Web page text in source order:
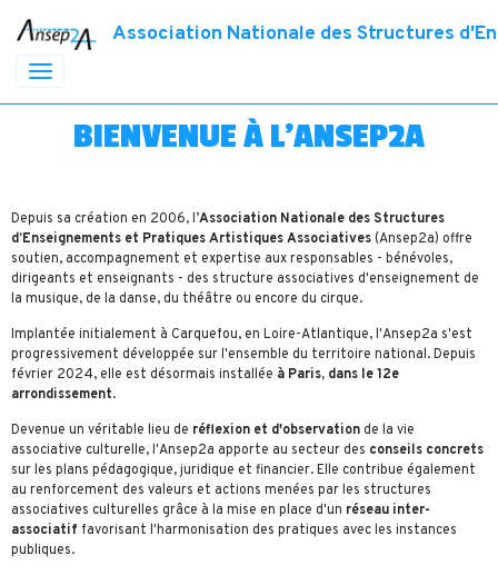
Association Nationale des Structures
BIENVENUE À L'ANSEP2A
Depuis sa création en 2006, l’Association Nationale des Structures
d’Enseignements et Pratiques Artistiques Associatives(Ansep2a) offre
soutien, accompagnement et expertise aux responsables - bénévoles,
dirigeants et enseignants - des structure associatives d'enseignement de
la musique, de la danse, du théâtre ou encore du cirque.
Implantée initialement à Carquefou, en Loire-Atlantique, l'Ansep2a s'est
progressivement développée sur l'ensemble du territoire national. Depuis
février 2024, elle est désormais installée à Paris, dans le 12e
arrondissement.
Devenue un véritable lieu de réflexion et d'observation de la vie
associative culturelle, l'Ansep2a apporte au secteur des conseils concrets
sur les plans pédagogique, juridique et financier. Elle contribue également
au renforcement des valeurs et actions menées par les structures
associatives culturelles grâce à la mise en place d'un réseau inter-
associatif favorisant l'harmonisation des pratiques avec les instances
publiques.